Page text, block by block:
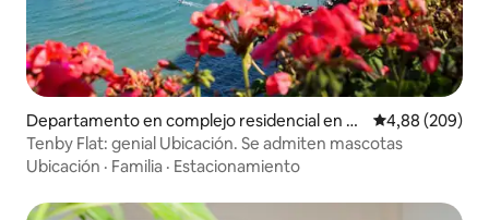
Departamento en complejo residencial en Te
nby
Calificación
4,88 (209)
Tenby Flat: genial Ubicación. Se admiten mascotas
Ubicación · Familia · Estacionamiento